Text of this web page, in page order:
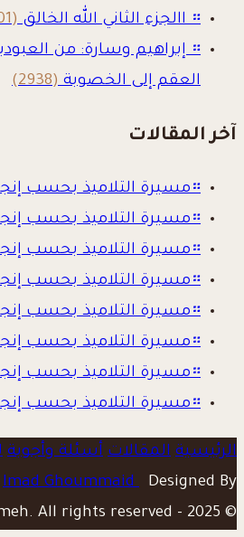
። االجزء الثاني الله الخالق(3701)
። إبراهيم وسارة: من
العقم إلى الخصوبة(2938)
آخر المقالات
።مسيرة التلاميذ بحسب
።مسيرة التلاميذ بحسب
።مسيرة التلاميذ بحسب
።مسيرة التلاميذ بحسب
።مسيرة التلاميذ بحسب
።مسيرة التلاميذ بحسب
።مسيرة التلاميذ بحسب
።مسيرة التلاميذ بحسب
الرئيسية المقالات أسئلة وأجوبة
Imad Ghoummaid Designed By
© 2025 - AlKalimeh. All rights reserved